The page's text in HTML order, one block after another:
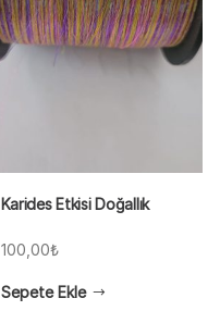
Karides Etkisi Doğallık
100,00₺
Sepete Ekle